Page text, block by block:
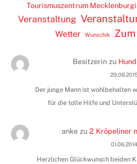
Tourismuszentrum
Veranstaltung
Wetter Wunschik
Besitzerinzu
Der junge Mann ist wohlbehalten
für die tolle Hilfe und
ankezu 2 Kröpeliner
01.06.2014
Herzlichen Glückwunsch beiden